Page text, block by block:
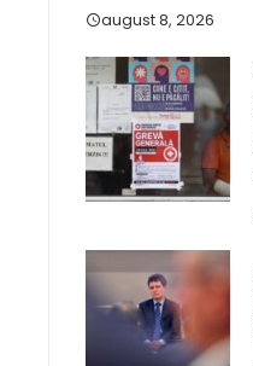
august 8, 2026